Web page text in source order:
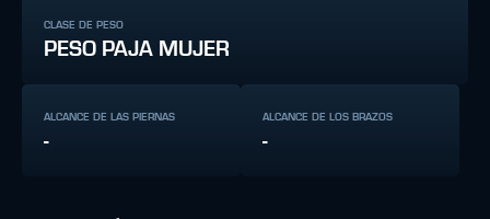
CLASE DE PESO
PESO PAJA MUJER
ALCANCE DE LAS PIERNAS
-
ALCANCE DE LOS BRAZOS
-